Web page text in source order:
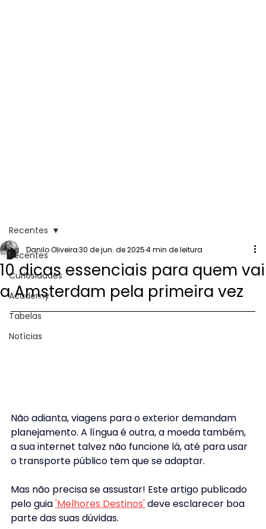
Recentes
Curiosidades
Academy
Tabelas
Notícias
Recentes
10 dicas essenciais para quem vai
a Amsterdam pela primeira vez
Danilo Oliveira30 de jun. de 20254 min de leitura
Não adianta, viagens para o exterior demandam
planejamento. A língua é outra, a moeda também,
a sua internet talvez não funcione lá, até para usar
o transporte público tem que se adaptar.
Mas não precisa se assustar! Este artigo publicado
pelo guia 'Melhores Destinos' deve esclarecer boa
parte das suas dúvidas.